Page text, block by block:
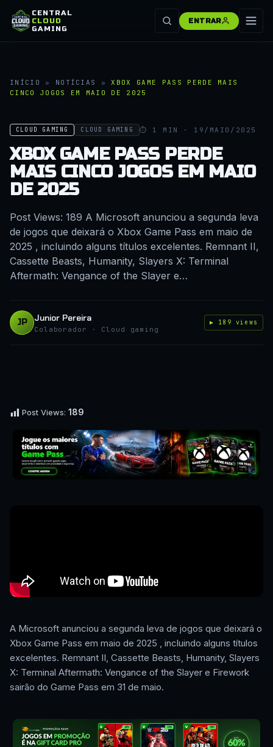
CENTRAL
CLOUD
GAMING
ENTRAR
INÍCIO » NOTÍCIAS »XBOX GAME PASS PERDE MAIS
CINCO JOGOS EM MAIO DE 2025
CLOUD GAMING CLOUD GAMING ⏱ 1 MIN · 19/MAIO/2025
XBOX GAME PASS PERDE
MAIS CINCO JOGOS EM MAIO
DE 2025
Post Views: 189 A Microsoft anunciou a segunda leva
de jogos que deixará o Xbox Game Pass em maio de
2025 , incluindo alguns títulos excelentes. Remnant II,
Cassette Beasts, Humanity, Slayers X: Terminal
Aftermath: Vengance of the Slayer e…
JP Junior Pereira
Colaborador · Cloud gaming
▶ 189 views
Post Views: 189
A Microsoft anunciou a segunda leva de jogos que deixará o
Xbox Game Pass em maio de 2025 , incluindo alguns títulos
excelentes. Remnant II, Cassette Beasts, Humanity, Slayers
X: Terminal Aftermath: Vengance of the Slayer e Firework
sairão do Game Pass em 31 de maio.